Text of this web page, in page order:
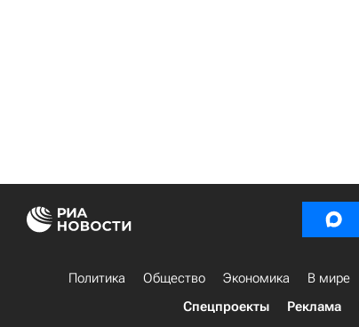
Политика Общество Экономика В мире
Спецпроекты
Реклама